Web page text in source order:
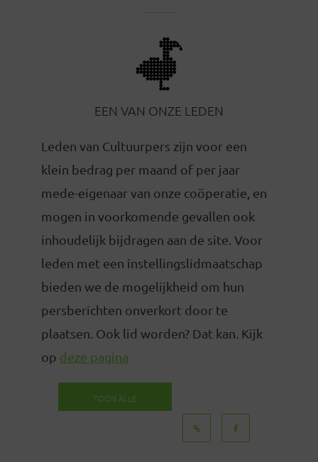
EEN VAN ONZE LEDEN
Leden van Cultuurpers zijn voor een
klein bedrag per maand of per jaar
mede-eigenaar van onze coöperatie, en
mogen in voorkomende gevallen ook
inhoudelijk bijdragen aan de site. Voor
leden met een instellingslidmaatschap
bieden we de mogelijkheid om hun
persberichten onverkort door te
plaatsen. Ook lid worden? Dat kan. Kijk
op deze pagina
TOON ALLE